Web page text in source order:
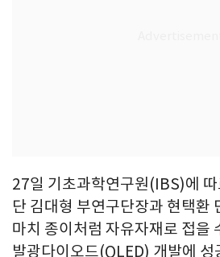
27일 기초과학연구원(IBS)에
단 김대형 부연구단장과 현택환
마치 종이처럼 자유자재로 접을
발광다이오드(QLED) 개발에 성